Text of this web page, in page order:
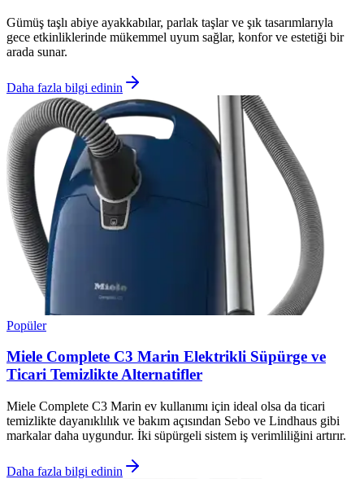
Gümüş taşlı abiye ayakkabılar, parlak taşlar ve şık tasarımlarıyla
gece etkinliklerinde mükemmel uyum sağlar, konfor ve estetiği bir
arada sunar.
Daha fazla bilgi edinin
Popüler
Miele Complete C3 Marin Elektrikli Süpürge ve
Ticari Temizlikte Alternatifler
Miele Complete C3 Marin ev kullanımı için ideal olsa da ticari
temizlikte dayanıklılık ve bakım açısından Sebo ve Lindhaus gibi
markalar daha uygundur. İki süpürgeli sistem iş verimliliğini artırır.
Daha fazla bilgi edinin